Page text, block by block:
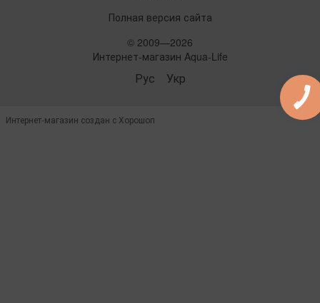
Полная версия сайта
© 2009—2026
Интернет-магазин Aqua-Life
Рус Укр
Интернет-магазин создан с Хорошоп